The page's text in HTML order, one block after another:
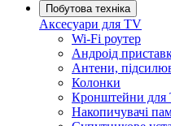
Побутова техніка
Аксесуари для TV
Wi-Fi роутер
Андроід
Антени,
Колонки
Кронштейни для
Накопичувачі